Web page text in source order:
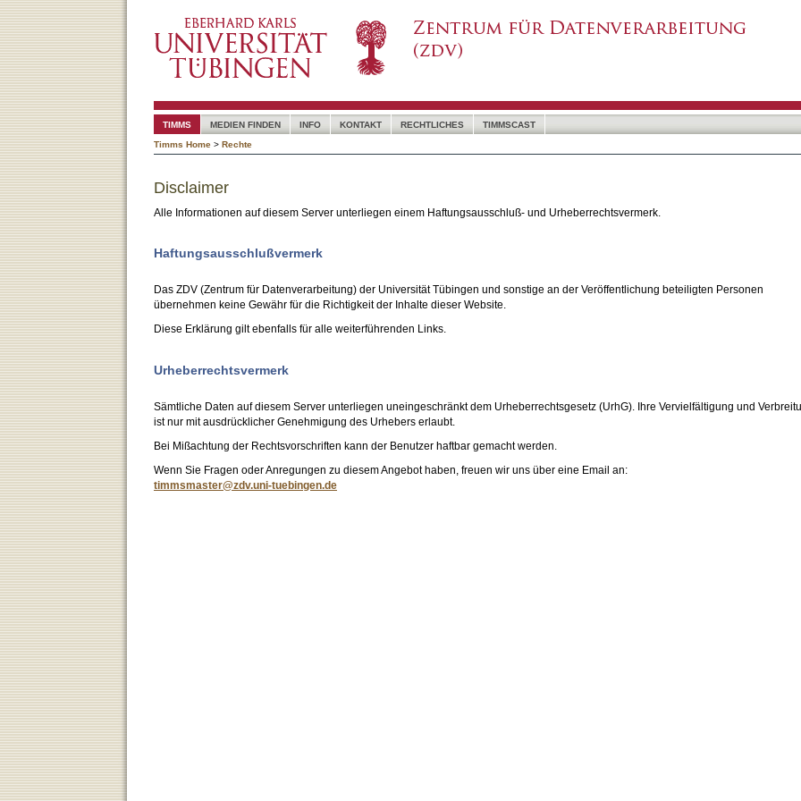
TIMMS MEDIEN FINDEN INFO KONTAKT RECHTLICHES
TIMMSCAST
Timms Home > Rechte
Disclaimer
Alle Informationen auf diesem Server unterliegen einem Haftungsausschluß- und Urheberrechtsvermerk.
Haftungsausschlußvermerk
Das ZDV (Zentrum für Datenverarbeitung) der Universität Tübingen und sonstige an der Veröffentlichung beteiligten Personen
übernehmen keine Gewähr für die Richtigkeit der Inhalte dieser Website.
Diese Erklärung gilt ebenfalls für alle weiterführenden Links.
Urheberrechtsvermerk
Sämtliche Daten auf diesem Server unterliegen uneingeschränkt dem Urheberrechtsgesetz (UrhG). Ihre Vervielfältigung und
ist nur mit ausdrücklicher Genehmigung des Urhebers erlaubt.
Bei Mißachtung der Rechtsvorschriften kann der Benutzer haftbar gemacht werden.
Wenn Sie Fragen oder Anregungen zu diesem Angebot haben, freuen wir uns über eine Email an:
timmsmaster@zdv.uni-tuebingen.de